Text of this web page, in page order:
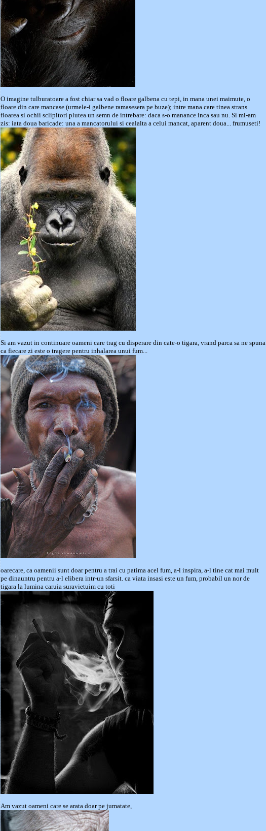
O imagine tulburatoare a fost chiar sa vad o floare galbena cu tepi, in mana unei maimute, o
floare din care mancase (urmele-i galbene ramasesera pe buze); intre mana care tinea strans
floarea si ochii sclipitori plutea un semn de intrebare: daca s-o manance inca sau nu. Si mi-am
zis: iata doua baricade: una a mancatorului si cealalta a celui mancat, aparent doua... frumuseti!
Si am vazut in continuare oameni care trag cu disperare din cate-o tigara, vrand parca sa ne spuna
ca fiecare zi este o tragere pentru inhalarea unui fum...
oarecare, ca oamenii sunt doar pentru a trai cu patima acel fum, a-l inspira, a-l tine cat mai mult
pe dinauntru pentru a-l elibera intr-un sfarsit. ca viata insasi este un fum, probabil un nor de
tigara la lumina caruia suravietuim cu toti
Am vazut oameni care se arata doar pe jumatate,